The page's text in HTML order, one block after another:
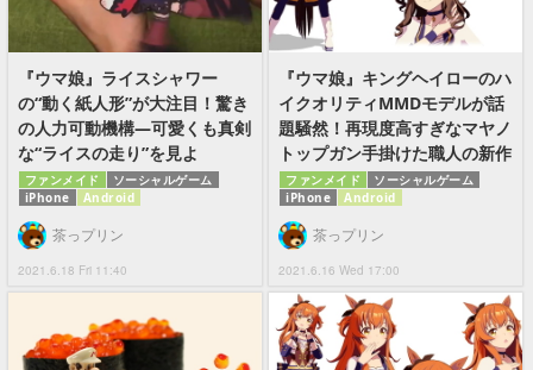
『ウマ娘』ライスシャワー
の“動く紙人形”が大注目！驚き
の人力可動機構―可愛くも真剣
な“ライスの走り”を見よ
ファンメイド
ソーシャルゲーム
iPhone
Android
2021.6.18 Fri 11:40
茶っプリン
『ウマ娘』キングヘイローのハ
イクオリティMMDモデルが話
題騒然！再現度高すぎなマヤノ
トップガン手掛けた職人の新作
ファンメイド
ソーシャルゲーム
iPhone
Android
2021.6.16 Wed 17:00
茶っプリン